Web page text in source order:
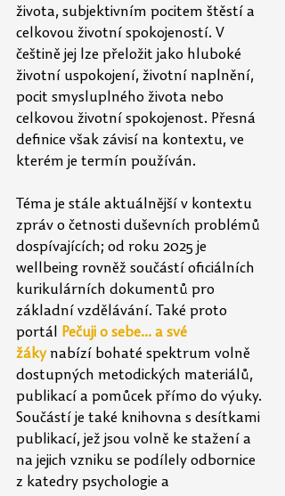
života, subjektivním pocitem štěstí a
celkovou životní spokojeností. V
češtině jej lze přeložit jako hluboké
životní uspokojení, životní naplnění,
pocit smysluplného života nebo
celkovou životní spokojenost. Přesná
definice však závisí na kontextu, ve
kterém je termín používán.
Téma je stále aktuálnější v kontextu
zpráv o četnosti duševních problémů
dospívajících; od roku 2025 je
wellbeing rovněž součástí oficiálních
kurikulárních dokumentů pro
základní vzdělávání. Také proto
portál Pečuji o sebe... a své
žáky nabízí bohaté spektrum volně
dostupných metodických materiálů,
publikací a pomůcek přímo do výuky.
Součástí je také knihovna s desítkami
publikací, jež jsou volně ke stažení a
na jejich vzniku se podílely odbornice
z katedry psychologie a